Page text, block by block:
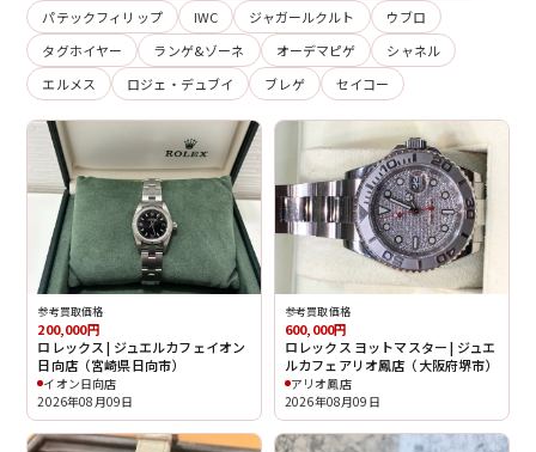
パテックフィリップ
IWC ジャガールクルト
ウブロ
タグホイヤー
ランゲ&ゾーネ オーデマピゲ
シャネル
エルメス
ロジェ・デュブイ ブレゲ セイコー
参考買取価格
200,000円
ロレックス | ジュエルカフェイオン
日向店（宮崎県日向市）
イオン日向店
2026年08月09日
参考買取価格
600,000円
ロレックス ヨットマスター | ジュエ
ルカフェアリオ鳳店（大阪府堺市）
アリオ鳳店
2026年08月09日